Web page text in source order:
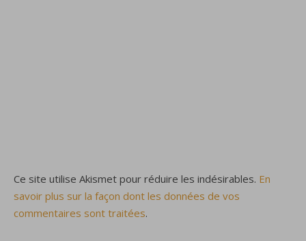
Ce site utilise Akismet pour réduire les indésirables. En
savoir plus sur la façon dont les données de vos
commentaires sont traitées.